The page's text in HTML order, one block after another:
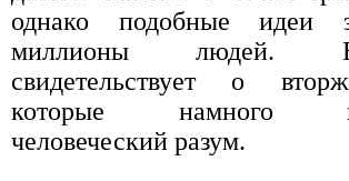
однако подобные идеи
миллионы людей.
свидетельствует о
которые намного
человеческий разум.